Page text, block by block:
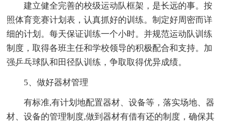
建立健全完善的校级运动队框架，是长远的事。按
照体育竞赛计划表，认真抓好的训练。制定好周密而详
细的计划。每天保证训练一个小时。并规范运动队训练
制度，取得各班主任和学校领导的积极配合和支持。加
强乒乓球队和田径队训练，争取取得优异成绩。
5、做好器材管理
有标准,有计划地配置器材、设备等，落实场地、器
材、设备的管理制度,做到器材有借有还的制度，确保其